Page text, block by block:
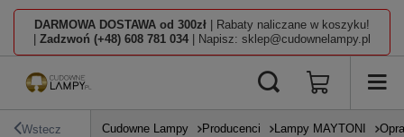
DARMOWA DOSTAWA od 300zł | Rabaty naliczane w koszyku!
Zadzwoń (+48) 608 781 034 | Napisz: sklep@cudownelampy.pl
Wstecz Cudowne Lampy Producenci Lampy MAYTONI